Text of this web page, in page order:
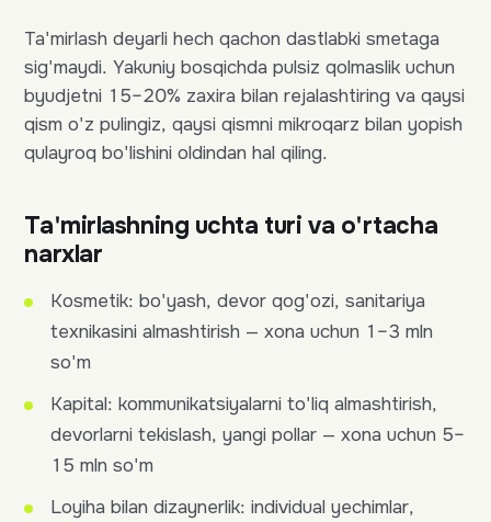
Ta'mirlash deyarli hech qachon dastlabki smetaga
sig'maydi. Yakuniy bosqichda pulsiz qolmaslik uchun
byudjetni 15–20% zaxira bilan rejalashtiring va qaysi
qism o'z pulingiz, qaysi qismni mikroqarz bilan yopish
qulayroq bo'lishini oldindan hal qiling.
Ta'mirlashning uchta turi va o'rtacha
narxlar
Kosmetik: bo'yash, devor qog'ozi, sanitariya
texnikasini almashtirish — xona uchun 1–3 mln
so'm
Kapital: kommunikatsiyalarni to'liq almashtirish,
devorlarni tekislash, yangi pollar — xona uchun 5–
15 mln so'm
Loyiha bilan dizaynerlik: individual yechimlar,